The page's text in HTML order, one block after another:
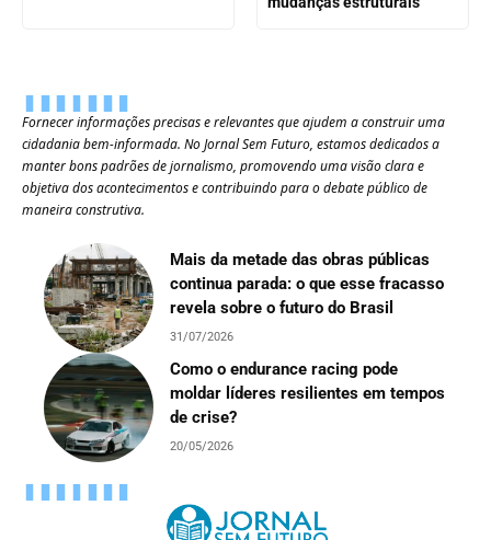
Fornecer informações precisas e relevantes que ajudem a construir uma
cidadania bem-informada. No Jornal Sem Futuro, estamos dedicados a
manter bons padrões de jornalismo, promovendo uma visão clara e
objetiva dos acontecimentos e contribuindo para o debate público de
maneira construtiva.
Mais da metade das obras públicas
continua parada: o que esse fracasso
revela sobre o futuro do Brasil
31/07/2026
Como o endurance racing pode
moldar líderes resilientes em tempos
de crise?
20/05/2026